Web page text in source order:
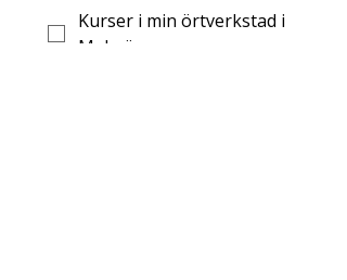
Kurser i min örtverkstad i
Malmö